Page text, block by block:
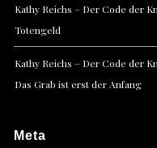
Kathy Reichs – Der Code der
Totengeld
Kathy Reichs – Der Code der
Das Grab ist erst der Anfang
Meta